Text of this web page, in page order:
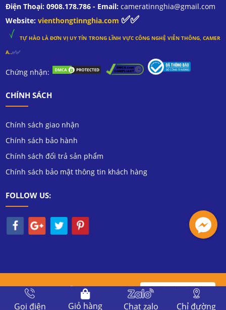
Điện Thoại: 0908.178.786 - Email:cameratinnghia@gmail.com
Website: vienthongtinnghia.com ✅✅
TỰ HÀO LÀ ĐƠN VỊ UY TÍN TRONG LĨNH VỰC CÔNG NGHỆ VIỄN THÔNG, CAMER
A..✅✅
Chứng nhận:
CHÍNH SÁCH
Chính sách giao nhận
Chính sách bảo hành
Chính sách đổi trả sản phẩm
Chính sách bảo mật thông tin khách hàng
FOLLOW US:
Copyright 2020 Viễn Thông Tín Nghĩa.
Đang
Hôm nay:
Tháng:
Tổng truy cập:
Gọi điện Giỏ hàng Chat zalo Chỉ đường